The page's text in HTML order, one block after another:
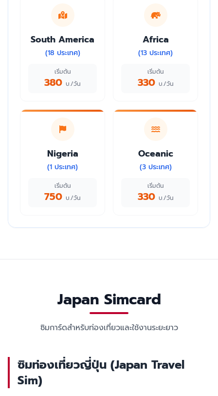
South America
(18 ประเทศ)
เริ่มต้น
380 บ./วัน
Africa
(13 ประเทศ)
เริ่มต้น
330 บ./วัน
Nigeria
(1 ประเทศ)
เริ่มต้น
750 บ./วัน
Oceanic
(3 ประเทศ)
เริ่มต้น
330 บ./วัน
Japan Simcard
ซิมการ์ดสำหรับท่องเที่ยวและใช้งานระยะยาว
ซิมท่องเที่ยวญี่ปุ่น (Japan Travel
Sim)